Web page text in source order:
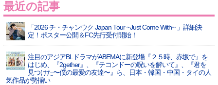
最近の記事
「2026 チ・チャンウク Japan Tour ~Just Come With~ 」詳細決
定！ポスター公開＆FC先行受付開始！
注目のアジアBLドラマがABEMAに新登場『２５時、赤坂で』を
はじめ、『2gether』、『テコンドーの呪いを解いて』、『君を
見つけた〜僕の最愛の友達〜』ら、日本・韓国・中国・タイの人
気作品が勢揃い